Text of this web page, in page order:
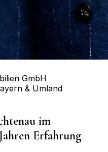
GmbH
& Umland
im
Erfahrung